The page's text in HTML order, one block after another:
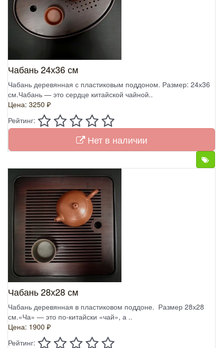
Чабань 24х36 см
Чабань деревянная с пластиковым поддоном. Размер: 24х36
см.Чабань — это сердце китайской чайной..
Цена: 3250 ₽
Рейтинг:
Нет в наличии
Чабань 28х28 см
Чабань деревянная в пластиковом поддоне. Размер 28х28
см.«Ча» — это по-китайски «чай», а ..
Цена: 1900 ₽
Рейтинг: